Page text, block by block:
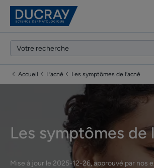
Accueil L’acné Les symptômes de l’acné
Les symptômes de
Mise à jour le 2025-12-26, approuvé par nos